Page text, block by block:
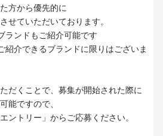
方から優先的に
せていただいております。
ランドもご紹介可能です
紹介できるブランドに限りはございま
だくことで、募集が開始された際に
能ですので、
ントリー」からご応募ください。